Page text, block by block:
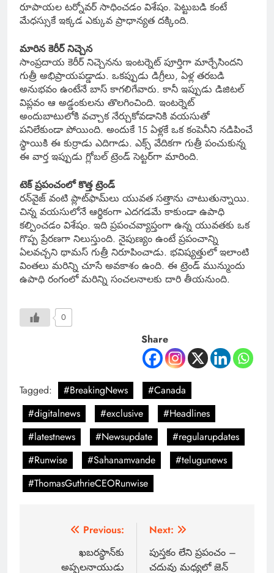
రూపాయల టర్నోవర్ సాధించడం విశేషం. పెట్టుబడి కంటే
మేధస్సుకే ఇక్కడ ఎక్కువ ప్రాధాన్యత దక్కింది.
మారిన కెరీర్ నిచ్చెన
సాంప్రదాయ కెరీర్ నిచ్చెనను ఇంటర్నెట్ పూర్తిగా మార్చేసిందని
గుత్రీ అభిప్రాయపడ్డాడు. ఒకప్పుడు డిగ్రీలు, ఏళ్ల తరబడి
అనుభవం ఉంటేనే బాస్ కాగలిగేవారు. కానీ ఇప్పుడు డిజిటల్
విప్లవం ఆ అడ్డంకులను తొలగించింది. ఇంటర్నెట్
అందుబాటులోకి వచ్చాక నేర్చుకోవడానికి వయసుతో
పనిలేకుండా పోయింది. అందుకే 15 ఏళ్లకే ఒక కంపెనీని నడిపించే
స్థాయికి ఈ కుర్రాడు ఎదిగాడు. ఎక్స్‌ వేదికగా గుత్రీ పంచుకున్న
ఈ వార్త ఇప్పుడు గ్లోబల్ ట్రెండ్ సెట్టర్‌గా మారింది.
టెక్ ప్రపంచంలో కొత్త ట్రెండ్
రన్‌వైజ్ వంటి ప్లాట్‌ఫామ్‌లు యువత సత్తాను చాటుతున్నాయి.
చిన్న వయసులోనే ఆర్థికంగా ఎదగడమే కాకుండా ఉపాధి
కల్పించడం విశేషం. ఇది ప్రపంచవ్యాప్తంగా ఉన్న యువతకు ఒక
గొప్ప ప్రేరణగా నిలుస్తుంది. నైపుణ్యం ఉంటే ప్రపంచాన్ని
ఏలవచ్చని థామస్ గుత్రీ నిరూపించాడు. భవిష్యత్తులో ఇలాంటి
వింతలు మరిన్ని చూసే అవకాశం ఉంది. ఈ ట్రెండ్ మున్ముందు
ఉపాధి రంగంలో మరిన్ని సంచలనాలకు దారి తీయనుంది.
0
Share
Tagged: #BreakingNews
#Canada
#digitalnews
#exclusive
#Headlines
#latestnews
#Newsupdate
#regularupdates
#Runwise
#Sahanamvande
#telugunews
#ThomasGuthrieCEORunwise
Previous:
ఖబరస్థాన్‌కు
అప్పలనాయుడు
Next:
పుస్తకం లేని ప్రపంచం –
చదువు మధ్యలో జెన్